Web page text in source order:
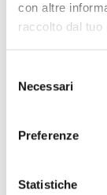
con altre
raccolto dal tuo
delNecessari
Preferenze
Statistiche